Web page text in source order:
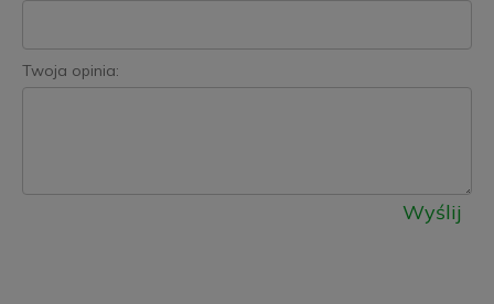
Twoja opinia:
Wyślij